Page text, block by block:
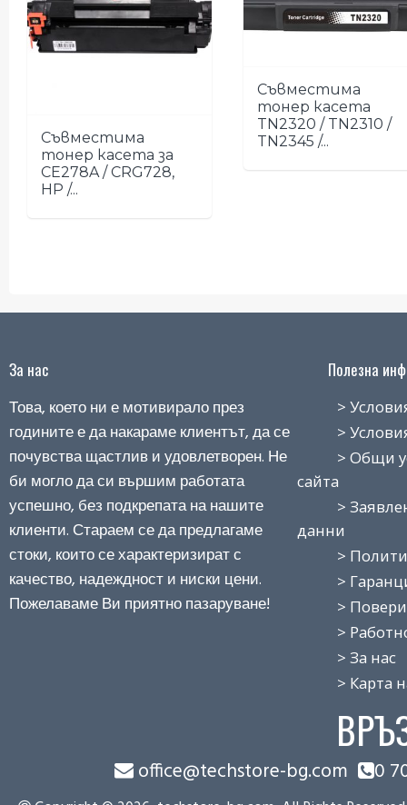
Съвместима
тонер касета за
CE278A / CRG728,
HP /...
Съвместима
тонер касета
TN2320 / TN2310 /
TN2345 /...
За нас
Това, което ни е мотивирало през
годините е да накараме клиентът, да се
почувства щастлив и удовлетворен. Не
би могло да си вършим работата
успешно, без подкрепата на нашите
клиенти. Стараем се да предлагаме
стоки, които се характеризират с
качество, надеждност и ниски цени.
Пожелаваме Ви приятно пазаруване!
Полезна
> Условия
> Условия
> Общи
сайта
>
данни
>
>
>
> Работно
> За нас
> Карта на
office@techstore-bg.com 0